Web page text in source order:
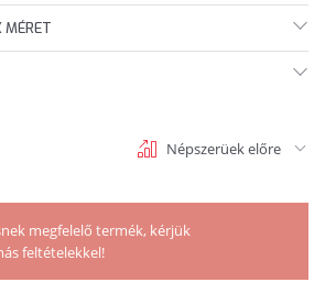
MÉRET
Népszerüek előre
megfelelő termék, kérjük
feltételekkel!